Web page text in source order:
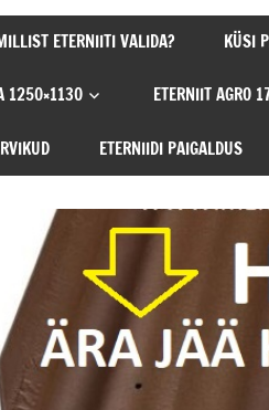
ETERNIITI VALIDA? KÜSI
1250×1130 ETERNIIT AGRO
ETERNIIDI PAIGALDUS